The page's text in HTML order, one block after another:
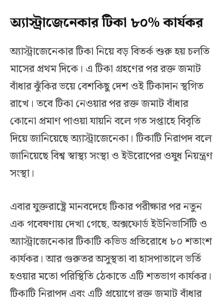
অ্যাস্ট্রাজেনেকার টিকা ৮০% কার্যকর
অ্যাস্ট্রাজেনেকার টিকা নিয়ে বড় বিতর্ক শুরু হয় চলতি
মাসের প্রথম দিকে। এ টিকা গ্রহণের পর রক্ত জমাট
বাঁধার ঝুঁকির ভয়ে বেশকিছু দেশ ওই টিকাদান স্থগিত
রাখে। তবে টিকা নেওয়ার পর রক্ত জমাট বাঁধার
কোনো প্রমাণ পাওয়া যায়নি বলে গত সপ্তাহে বিবৃতি
দিয়ে জানিয়েছে অ্যাস্ট্রাজেনেকা। টিকাটি নিরাপদ বলে
জানিয়েছে বিশ্ব স্বাস্থ্য সংস্থা ও ইউরোপের ওষুধ নিয়ন্ত্রণ
সংস্থা।
এবার যুক্তরাষ্ট্রে মানবদেহে টিকার পরীক্ষার পর নতুন
এক গবেষণায় দেখা গেছে, অক্সফোর্ড ইউনিভার্সিটি ও
অ্যাস্ট্রাজেনেকার টিকাটি কভিড প্রতিরোধে ৮০ শতাংশ
কার্যকর। আর গুরুতর অসুস্থতা বা হাসপাতালে ভর্তি
হওয়ার মতো পরিস্থিতি ঠেকাতে এটি শতভাগ কার্যকর।